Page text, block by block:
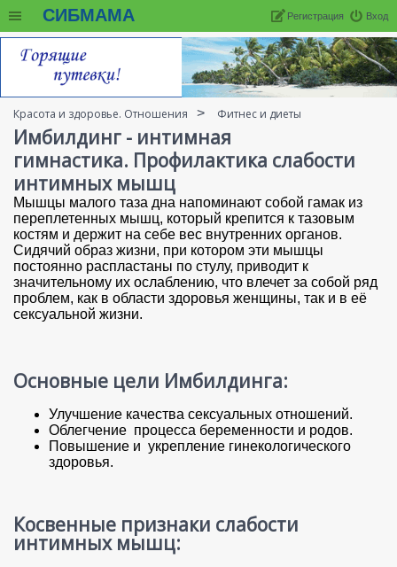
СИБМАМА Вход
Регистрация
Красота и здоровье. Отношения Фитнес и диеты
Имбилдинг - интимная
гимнастика. Профилактика слабости
интимных мышц
Мышцы малого таза дна напоминают собой гамак из
переплетенных мышц, который крепится к тазовым
костям и держит на себе вес внутренних органов.
Сидячий образ жизни, при котором эти мышцы
постоянно распластаны по стулу, приводит к
значительному их ослаблению, что влечет за собой ряд
проблем, как в области здоровья женщины, так и в её
сексуальной жизни.
Основные цели Имбилдинга:
Улучшение качества сексуальных отношений.
Облегчение процесса беременности и родов.
Повышение и укрепление гинекологического
здоровья.
Косвенные признаки слабости
интимных мышц: